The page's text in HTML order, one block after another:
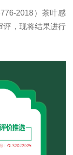
2018）茶叶感
评，现将结果进行